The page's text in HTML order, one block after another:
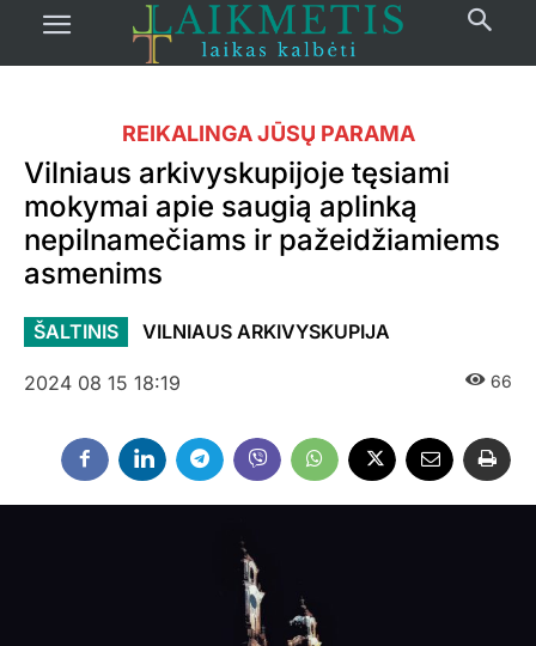
REIKALINGA JŪSŲ PARAMA
Vilniaus arkivyskupijoje tęsiami
mokymai apie saugią aplinką
nepilnamečiams ir pažeidžiamiems
asmenims
ŠALTINIS VILNIAUS ARKIVYSKUPIJA
2024 08 15 18:19 66